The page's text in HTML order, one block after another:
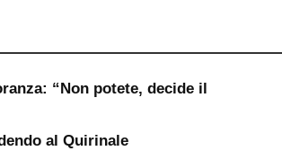
“Non potete, decide il
al Quirinale